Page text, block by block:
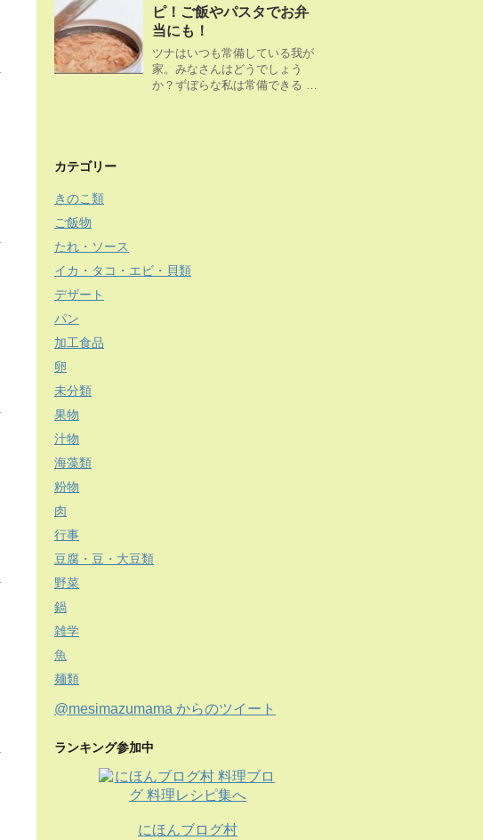
ピ！ご飯やパスタでお弁
当にも！
ツナはいつも常備している我が
家。みなさんはどうでしょう
か？ずぼらな私は常備できる …
カテゴリー
きのこ類
ご飯物
たれ・ソース
イカ・タコ・エビ・貝類
デザート
パン
加工食品
卵
未分類
果物
汁物
海藻類
粉物
肉
行事
豆腐・豆・大豆類
野菜
鍋
雑学
魚
麺類
@mesimazumama からのツイート
ランキング参加中
にほんブログ村